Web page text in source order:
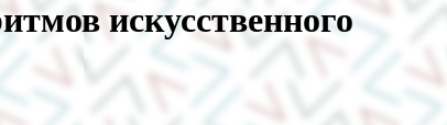
искусственного